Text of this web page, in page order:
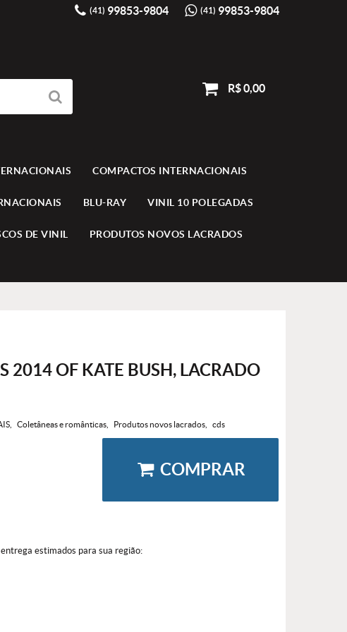
(41) 99853-9804 (41) 99853-9804
R$ 0,00
COMPACTOS INTERNACIONAIS
BLU-RAY VINIL 10 POLEGADAS
DE VINIL PRODUTOS NOVOS LACRADOS
2014 OF KATE BUSH, LACRADO
Coletâneas e românticas Produtos novos lacrados cds
COMPRAR
estimados para sua região: